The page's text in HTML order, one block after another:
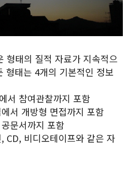
형태의 질적 자료가 지속적으
형태는 4개의 기본적인 정보
서 참여관찰까지 포함
서 개방형 면접까지 포함
문서까지 포함
CD, 비디오테이프와 같은 자